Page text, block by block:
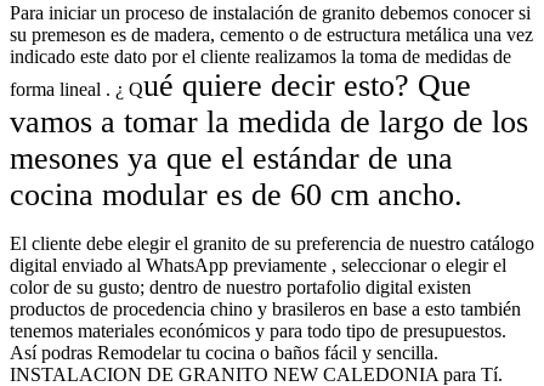
Para iniciar un proceso de instalación de granito debemos conocer si
su premeson es de madera, cemento o de estructura metálica una vez
indicado este dato por el cliente realizamos la toma de medidas de
forma lineal . ¿ Qué quiere decir esto? Que
vamos a tomar la medida de largo de los
mesones ya que el estándar de una
cocina modular es de 60 cm ancho.
El cliente debe elegir el granito de su preferencia de nuestro catálogo
digital enviado al WhatsApp previamente , seleccionar o elegir el
color de su gusto; dentro de nuestro portafolio digital existen
productos de procedencia chino y brasileros en base a esto también
tenemos materiales económicos y para todo tipo de presupuestos.
Así podras Remodelar tu cocina o baños fácil y sencilla.
INSTALACION DE GRANITO NEW CALEDONIA para Tí.